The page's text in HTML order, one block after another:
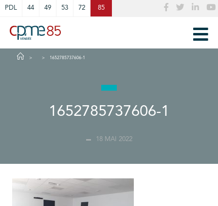
PDL 44 49 53 72 85
1652785737606-1
1652785737606-1
18 MAI 2022
Cookies management panel